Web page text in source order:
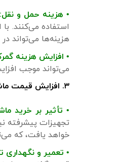
• هزینه حمل و نقل:
استفاده می‌کنند.
هزینه‌ها می‌تواند
• افزایش هزینه
می‌تواند موجب
۳. افزایش قیمت ماشین‌آلات و تجهیزات تولید
• تأثیر بر خرید
تجهیزات پیشرفته
خواهد یافت، که
• تعمیر و نگهداری